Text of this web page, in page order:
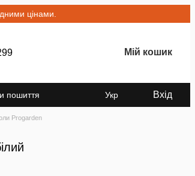
цінами.
Мій кошик
пошиття
Укр Вхід
Progarden